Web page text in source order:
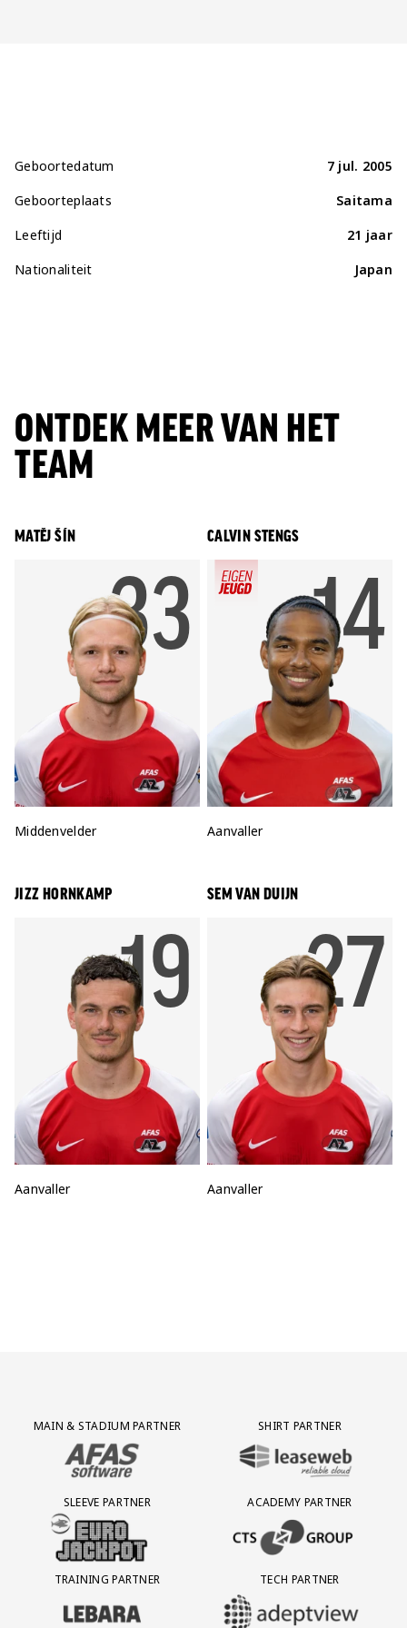
Geboortedatum
7 jul. 2005
Geboorteplaats
Saitama
Leeftijd
21 jaar
Nationaliteit
Japan
ONTDEK MEER VAN HET
TEAM
MATĚJ ŠÍN
33
Positie:
Middenvelder
CALVIN STENGS
14
Positie:
Aanvaller
JIZZ HORNKAMP
19
Positie:
Aanvaller
SEM VAN DUIJN
27
Positie:
Aanvaller
Partner Logos Grid
MAIN & STADIUM PARTNER
BEZOEK ONZE MAIN & STADIUM PARTNER AFAS SOFTWARE
SHIRT PARTNER
BEZOEK ONZE SHIRT PARTNER
SLEEVE PARTNER
BEZOEK ONZE SLEEVE PARTNER EUROJACKPOT
ACADEMY PARTNER
BEZOEK ONZE ACADEMY
TRAINING PARTNER
BEZOEK ONZE TRAINING PARTNER LEBARA
TECH PARTNER
BEZOEK ONZE TECH PARTNER